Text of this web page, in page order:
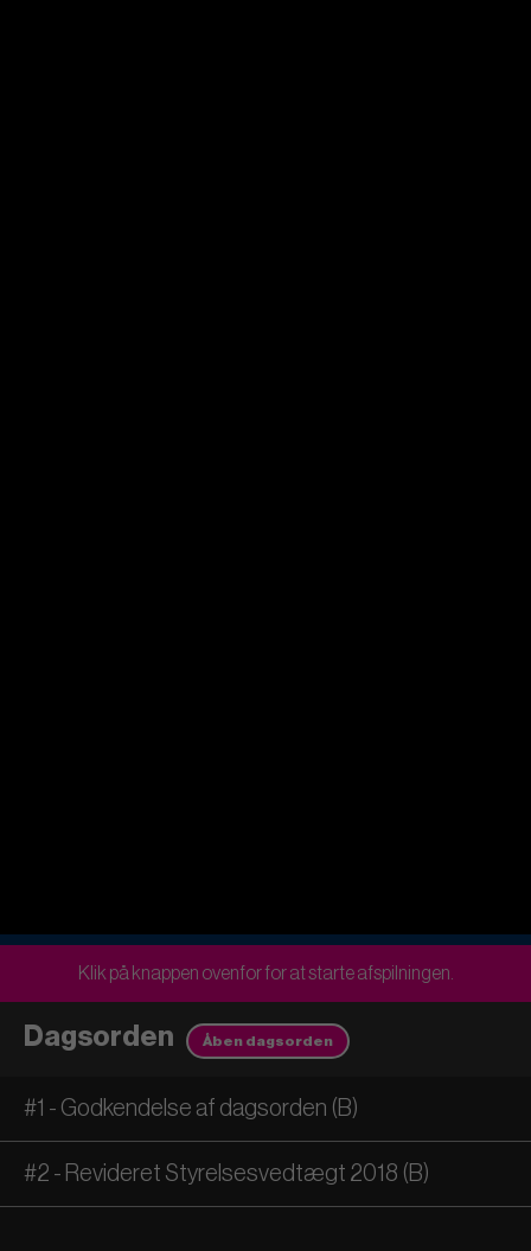
Klik på knappen ovenfor for at starte afspilningen.
Dagsorden Åben dagsorden
#1 - Godkendelse af dagsorden (B)
#2 - Revideret Styrelsesvedtægt 2018 (B)